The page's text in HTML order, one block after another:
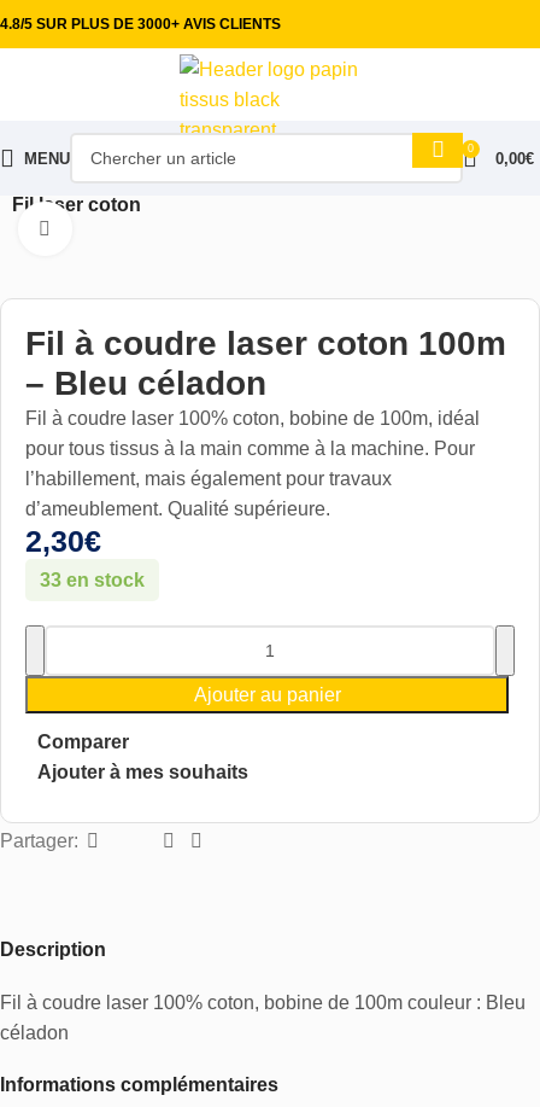
4.8/5 SUR PLUS DE 3000+ AVIS CLIENTS
MENU
0
0,00€
Fil laser coton
Fil à coudre laser coton 100m
– Bleu céladon
Fil à coudre laser 100% coton, bobine de 100m, idéal
pour tous tissus à la main comme à la machine. Pour
l’habillement, mais également pour travaux
d’ameublement. Qualité supérieure.
2,30€
33 en stock
Ajouter au panier
Comparer
Ajouter à mes souhaits
Partager:
Description
Fil à coudre laser 100% coton, bobine de 100m couleur : Bleu
céladon
Informations complémentaires